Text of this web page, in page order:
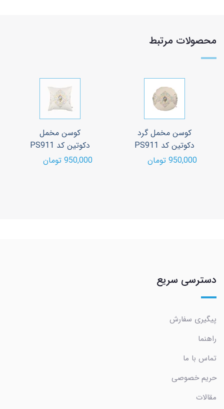
محصولات مرتبط
کوسن مخمل گرد
دکوتین کد PS911
950,000 تومان
کوسن مخمل
دکوتین کد PS911
950,000 تومان
دسترسی سریع
پیگیری سفارش
راهنما
تماس با ما
حریم خصوصی
مقالات